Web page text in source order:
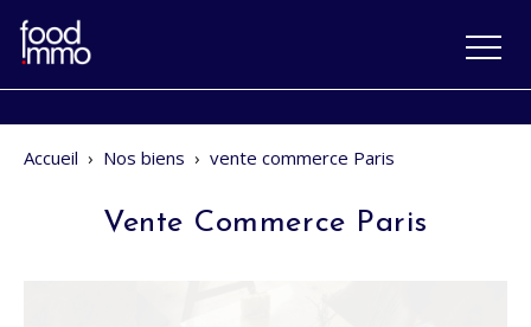
Accueil › Nos biens › vente commerce Paris
Vente Commerce Paris